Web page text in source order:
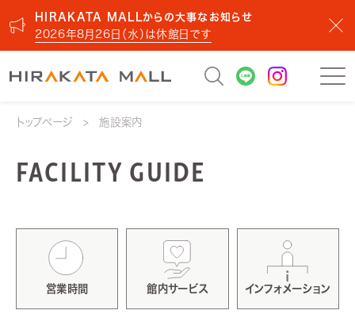
HIRAKATA MALLからの大事なお知らせ
2026年8月26日（水）は休館日です
トップページ 施設案内
FACILITY GUIDE
営業時間 館内サービス インフォメーション